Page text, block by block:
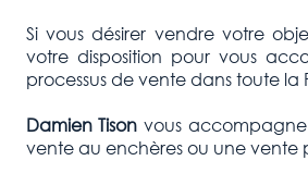
Si vous désirer vendre votre
votre disposition pour vous
processus de vente dans toute la
Damien Tison vous
vente au enchères ou une vente